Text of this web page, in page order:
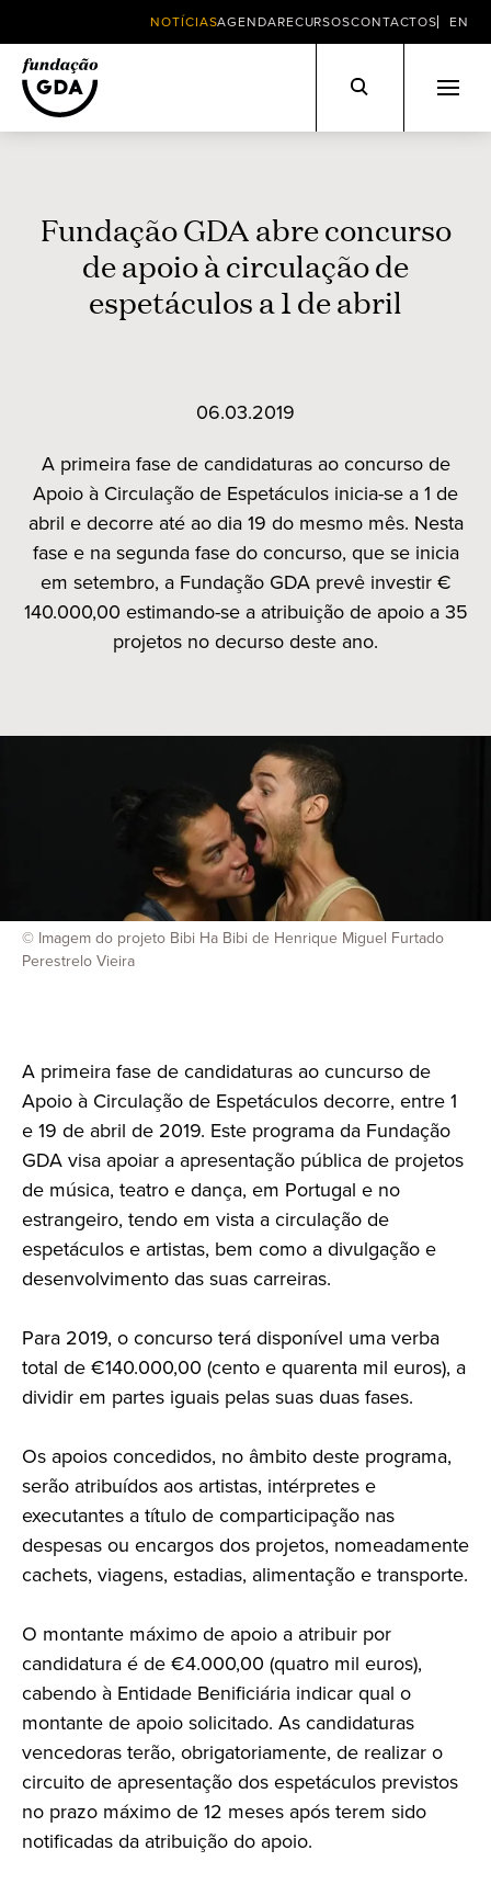
NOTÍCIASAGENDARECURSOSCONTACTOS EN
Fundação GDA abre concurso
de apoio à circulação de
espetáculos a 1 de abril
06.03.2019
A primeira fase de candidaturas ao concurso de
Apoio à Circulação de Espetáculos inicia-se a 1 de
abril e decorre até ao dia 19 do mesmo mês. Nesta
fase e na segunda fase do concurso, que se inicia
em setembro, a Fundação GDA prevê investir €
140.000,00 estimando-se a atribuição de apoio a 35
projetos no decurso deste ano.
© Imagem do projeto Bibi Ha Bibi de Henrique Miguel Furtado
Perestrelo Vieira
A primeira fase de candidaturas ao cuncurso de
Apoio à Circulação de Espetáculos decorre, entre 1
e 19 de abril de 2019. Este programa da Fundação
GDA visa apoiar a apresentação pública de projetos
de música, teatro e dança, em Portugal e no
estrangeiro, tendo em vista a circulação de
espetáculos e artistas, bem como a divulgação e
desenvolvimento das suas carreiras.
Para 2019, o concurso terá disponível uma verba
total de €140.000,00 (cento e quarenta mil euros), a
dividir em partes iguais pelas suas duas fases.
Os apoios concedidos, no âmbito deste programa,
serão atribuídos aos artistas, intérpretes e
executantes a título de comparticipação nas
despesas ou encargos dos projetos, nomeadamente
cachets, viagens, estadias, alimentação e transporte.
O montante máximo de apoio a atribuir por
candidatura é de €4.000,00 (quatro mil euros),
cabendo à Entidade Benificiária indicar qual o
montante de apoio solicitado. As candidaturas
vencedoras terão, obrigatoriamente, de realizar o
circuito de apresentação dos espetáculos previstos
no prazo máximo de 12 meses após terem sido
notificadas da atribuição do apoio.